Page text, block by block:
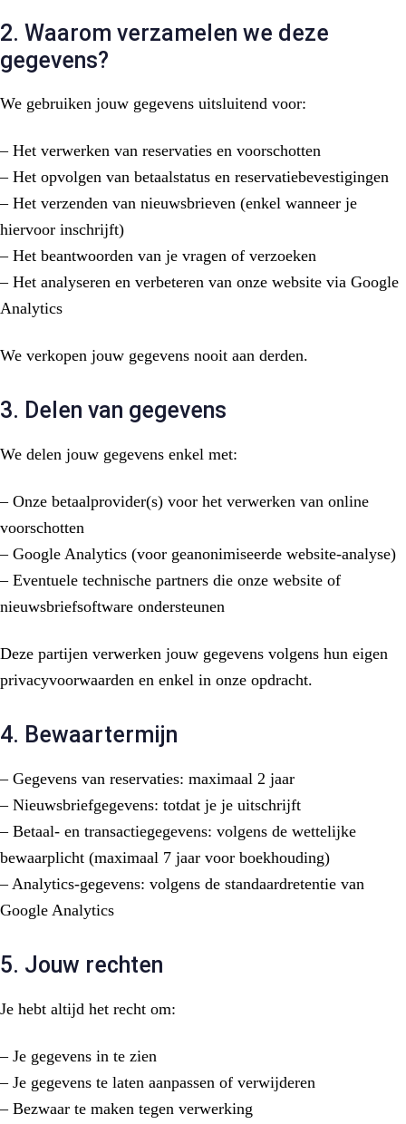
2. Waarom verzamelen we deze
gegevens?
We gebruiken jouw gegevens uitsluitend voor:
– Het verwerken van reservaties en voorschotten
– Het opvolgen van betaalstatus en reservatiebevestigingen
– Het verzenden van nieuwsbrieven (enkel wanneer je
hiervoor inschrijft)
– Het beantwoorden van je vragen of verzoeken
– Het analyseren en verbeteren van onze website via Google
Analytics
We verkopen jouw gegevens nooit aan derden.
3. Delen van gegevens
We delen jouw gegevens enkel met:
– Onze betaalprovider(s) voor het verwerken van online
voorschotten
– Google Analytics (voor geanonimiseerde website-analyse)
– Eventuele technische partners die onze website of
nieuwsbriefsoftware ondersteunen
Deze partijen verwerken jouw gegevens volgens hun eigen
privacyvoorwaarden en enkel in onze opdracht.
4. Bewaartermijn
– Gegevens van reservaties: maximaal 2 jaar
– Nieuwsbriefgegevens: totdat je je uitschrijft
– Betaal- en transactiegegevens: volgens de wettelijke
bewaarplicht (maximaal 7 jaar voor boekhouding)
– Analytics-gegevens: volgens de standaardretentie van
Google Analytics
5. Jouw rechten
Je hebt altijd het recht om:
– Je gegevens in te zien
– Je gegevens te laten aanpassen of verwijderen
– Bezwaar te maken tegen verwerking